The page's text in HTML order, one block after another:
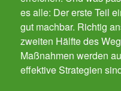
es alle: Der erste Teil
gut machbar. Richtig
zweiten Hälfte des
Maßnahmen werden
effektive Strategien